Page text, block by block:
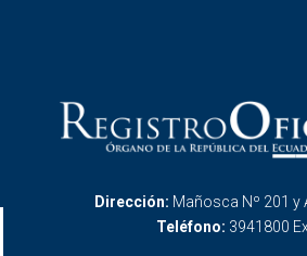
Dirección: Mañosca Nº 201 y
Teléfono: 3941800